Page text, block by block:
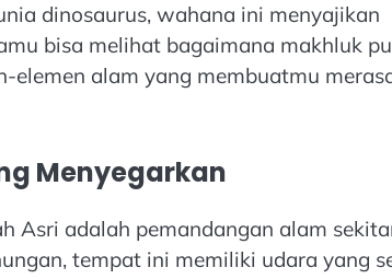
dinosaurus, wahana ini menyajikan
bisa melihat bagaimana makhluk
elemen alam yang membuatmu
Menyegarkan
Asri adalah pemandangan alam
tempat ini memiliki udara yang